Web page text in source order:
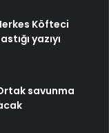
Köfteci
yazıyı
savunma